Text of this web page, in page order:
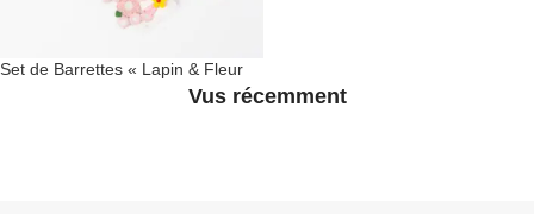
Set de Barrettes « Lapin & Fleur
Vus récemment